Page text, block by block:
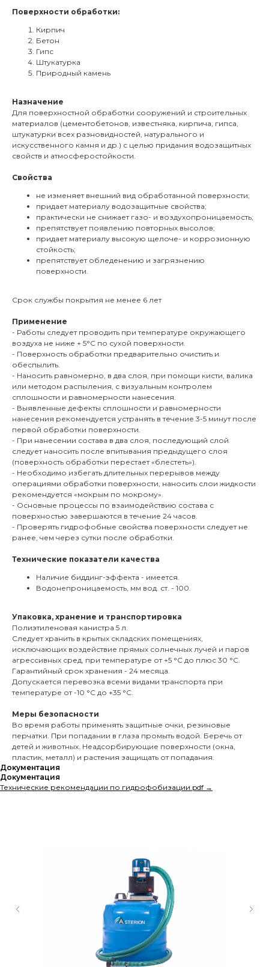
Поверхности обработки:
Кирпич
Бетон
Гипс
Штукатурка
Природный камень
Назначение
Для поверхностной обработки сооружений и строительных
материалов (цементобетонов, известняка, кирпича, гипса,
штукатурки всех разновидностей, натурального и
искусственного камня и др.) с целью придания водозащитных
свойств и атмосферостойкости.
Свойства
не изменяет внешний вид обработанной поверхности;
придает материалу водозащитные свойства;
практически не снижает газо- и воздухопроницаемость;
препятствует появлению повторных высолов;
придает материалу высокую щелоче- и коррозионную
стойкость;
препятствует обледенению и загрязнению
поверхности.
Срок службы покрытия не менее 6 лет
Применение
- Работы следует проводить при температуре окружающего
воздуха не ниже + 5°С по сухой поверхности.
- Поверхность обработки предварительно очистить и
обеспылить.
- Наносить равномерно, в два слоя, при помощи кисти, валика
или методом распыления, с визуальным контролем
сплошности и равномерности нанесения.
- Выявленные дефекты сплошности и равномерности
нанесения рекомендуется устранять в течение 3-5 минут после
первой обработки поверхности.
- При нанесении состава в два слоя, последующий слой
следует наносить после впитывания предыдущего слоя
(поверхность обработки перестает «блестеть»).
- Необходимо избегать длительных перерывов между
операциями обработки поверхности, наносить слои жидкости
рекомендуется «мокрым по мокрому».
- Основные процессы по взаимодействию состава с
поверхностью завершаются в течение 24 часов.
- Проверять гидрофобные свойства поверхности следует не
ранее, чем через сутки после обработки.
Технические показатели качества
Наличие биддинг-эффекта - имеется.
Водонепроницаемость, мм вод. ст. - 100.
Упаковка, хранение и транспортировка
Полиэтиленовая канистра 5 л.
Следует хранить в крытых складских помещениях,
исключающих воздействие прямых солнечных лучей и паров
агрессивных сред, при температуре от +5 °С до плюс 30 °С.
Гарантийный срок хранения - 24 месяца.
Допускается перевозка всеми видами транспорта при
температуре от -10 °С до +35 °С.
Меры безопасности
Во время работы применять защитные очки, резиновые
перчатки. При попадании в глаза промыть водой. Беречь от
детей и животных. Неадсорбирующие поверхности (окна,
пластик, металл) и растения защищать от попадания.
Документация
Документация
Технические рекомендации по гидрофобизации.pdf →